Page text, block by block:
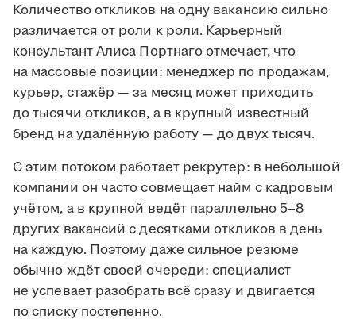
Количество откликов на одну вакансию сильно
различается от роли к роли. Карьерный
консультант Алиса Портнаго отмечает, что
на массовые позиции: менеджер по продажам,
курьер, стажёр — за месяц может приходить
до тысячи откликов, а в крупный известный
бренд на удалённую работу — до двух тысяч.
С этим потоком работает рекрутер: в небольшой
компании он часто совмещает найм с кадровым
учётом, а в крупной ведёт параллельно 5–8
других вакансий с десятками откликов в день
на каждую. Поэтому даже сильное резюме
обычно ждёт своей очереди: специалист
не успевает разобрать всё сразу и двигается
по списку постепенно.